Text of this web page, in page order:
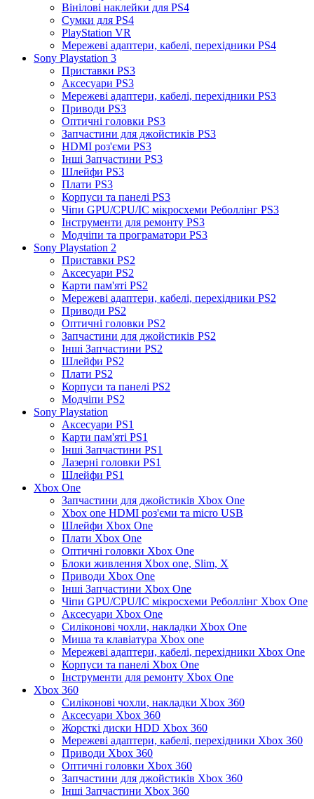
Вінілові наклейки для PS4
Сумки для PS4
PlayStation VR
Мережеві адаптери, кабелі, перехідники PS4
Sony Playstation 3
Приставки PS3
Аксесуари PS3
Мережеві адаптери, кабелі, перехідники PS3
Приводи PS3
Оптичні головки PS3
Запчастини для джойстиків PS3
HDMI роз'єми PS3
Інші Запчастини PS3
Шлейфи PS3
Плати PS3
Корпуси та панелі PS3
Чіпи GPU/CPU/IC мікросхеми Реболлінг PS3
Інструменти для ремонту PS3
Модчіпи та програматори PS3
Sony Playstation 2
Приставки PS2
Аксесуари PS2
Карти пам'яті PS2
Мережеві адаптери, кабелі, перехідники PS2
Приводи PS2
Оптичні головки PS2
Запчастини для джойстиків PS2
Інші Запчастини PS2
Шлейфи PS2
Плати PS2
Корпуси та панелі PS2
Модчіпи PS2
Sony Playstation
Аксесуари PS1
Карти пам'яті PS1
Інші Запчастини PS1
Лазерні головки PS1
Шлейфи PS1
Xbox One
Запчастини для джойстиків Xbox One
Xbox one HDMI роз'єми та micro USB
Шлейфи Xbox One
Плати Xbox One
Оптичні головки Xbox One
Блоки живлення Xbox one, Slim, X
Приводи Xbox One
Інші Запчастини Xbox One
Чіпи GPU/CPU/IC мікросхеми Реболлінг Xbox One
Аксесуари Xbox One
Силіконові чохли, накладки Xbox One
Миша та клавіатура Xbox one
Мережеві адаптери, кабелі, перехідники Xbox One
Корпуси та панелі Xbox One
Інструменти для ремонту Xbox One
Xbox 360
Силіконові чохли, накладки Xbox 360
Аксесуари Xbox 360
Жорсткі диски HDD Xbox 360
Мережеві адаптери, кабелі, перехідники Xbox 360
Приводи Xbox 360
Оптичні головки Xbox 360
Запчастини для джойстиків Xbox 360
Інші Запчастини Xbox 360